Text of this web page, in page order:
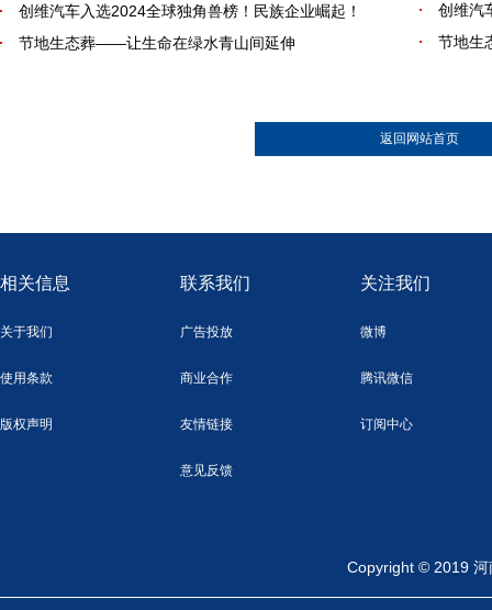
创维汽车入选2024全球独角兽榜！民族企业崛起！
节地生态葬——让生命在绿水青山间延伸
创维汽
节地生
返回网站首页
相关信息
关于我们
使用条款
版权声明
联系我们
广告投放
商业合作
友情链接
意见反馈
关注我们
微博
腾讯微信
订阅中心
Copyright © 2019 河